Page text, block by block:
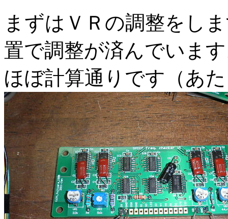
まずはＶＲの調整をし
置で調整が済んでいま
ほぼ計算通りです（あ